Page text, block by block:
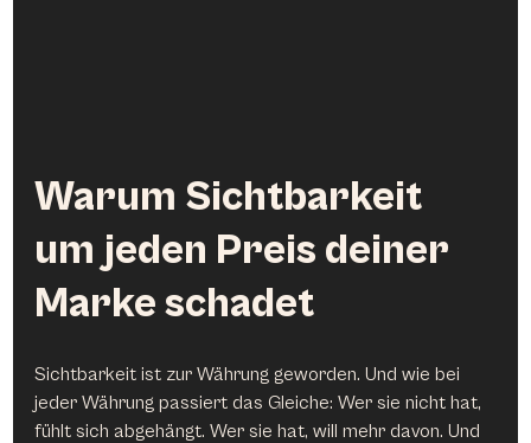
Warum Sichtbarkeit
um jeden Preis deiner
Marke schadet
Sichtbarkeit ist zur Währung geworden. Und wie bei
jeder Währung passiert das Gleiche: Wer sie nicht hat,
fühlt sich abgehängt. Wer sie hat, will mehr davon. Und